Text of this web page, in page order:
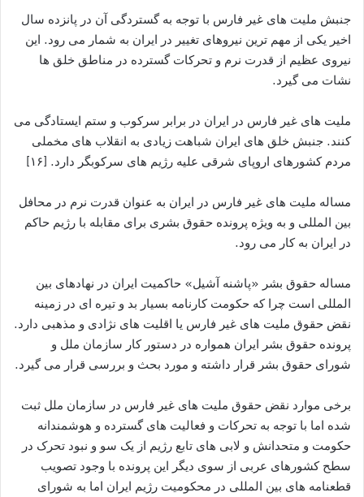
جنبش ملیت های غیر فارس با توجه به گستردگی آن در پانزده سال
اخیر یکی از مهم ترین نیروهای تغییر در ایران به شمار می رود. این
نیروی عظیم از قدرت نرم و تحرکات گسترده در مناطق خلق ها
نشات می گیرد.
ملیت های غیر فارس در ایران در برابر سرکوب و ستم ایستادگی می
کنند. جنبش خلق های ایران شباهت زیادی به انقلاب های مخملی
مردم کشورهای اروپای شرقی علیه رژیم های سرکوبگر دارد. [۱۶]
مساله ملیت های غیر فارس در ایران به عنوان قدرت نرم در محافل
بین المللی و به ویژه پرونده حقوق بشری برای مقابله با رژیم حاکم
در ایران به کار می رود.
مساله حقوق بشر «پاشنه آشیل» حاکمیت ایران در نهادهای بین
المللی است چرا که حکومت کارنامه بسیار بد و تیره ای در زمینه
نقض حقوق ملیت های غیر فارس یا اقلیت های نژادی و مذهبی دارد.
پرونده حقوق بشر ایران همواره در دستور کار سازمان ملل و
شورای حقوق بشر قرار داشته و مورد بحث و بررسی قرار می گیرد.
برخی موارد نقض حقوق ملیت های غیر فارس در سازمان ملل ثبت
شده اما با توجه به تحرکات و فعالیت های گسترده و هوشمندانه
حکومت و متحدانش و لابی های تابع رژیم از یک سو و نبود تحرک در
سطح کشورهای عربی از سوی دیگر این پرونده با وجود تصویب
قطعنامه های بین المللی در محکومیت رژیم ایران اما به شورای